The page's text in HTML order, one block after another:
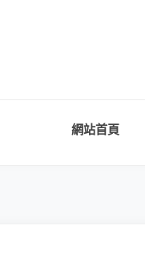
網站首頁